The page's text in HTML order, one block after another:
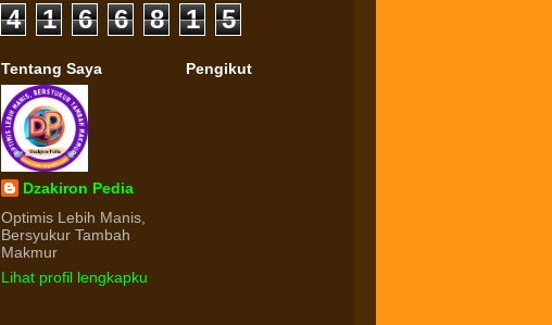
4 1 6 6 8 1 5
Tentang Saya
Dzakiron Pedia
Optimis Lebih Manis,
Bersyukur Tambah
Makmur
Lihat profil lengkapku
Pengikut